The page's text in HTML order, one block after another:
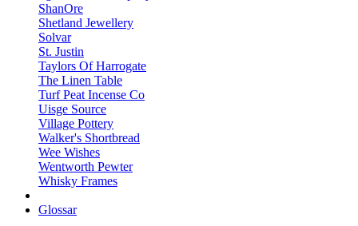
ShanOre
Shetland Jewellery
Solvar
St. Justin
Taylors Of Harrogate
The Linen Table
Turf Peat Incense Co
Uisge Source
Village Pottery
Walker's Shortbread
Wee Wishes
Wentworth Pewter
Whisky Frames
Glossar